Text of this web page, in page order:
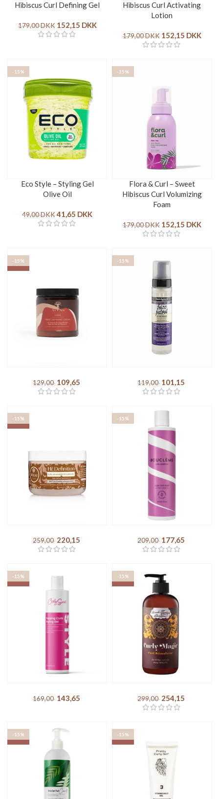
Hibiscus Curl Defining Gel
179,00DKK 152,15 DKK
Hibiscus Curl Activating
Lotion
179,00DKK 152,15 DKK
-15%
Eco Style – Styling Gel
Olive Oil
49,00DKK41,65 DKK
-15%
Flora & Curl – Sweet
Hibiscus Curl Volumizing
Foam
179,00DKK 152,15 DKK
-15%
SOLD OUT
Cream
-15%
Anti Poof Setting Mousse
TréLuxe – Hi! Definition
259,00
Bouclème – Super Hold
209,00 DKK177,65
Curly Secret – Popping
Curls Styling Gel
DKK143,65
SOLD OUT
Uncle Funky´s Daughter –
Stimulator
DKK254,15